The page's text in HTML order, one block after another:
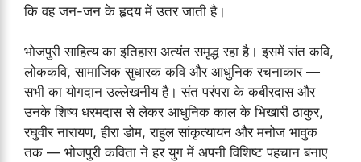
कि वह जन-जन के हृदय में उतर जाती है।
भोजपुरी साहित्य का इतिहास अत्यंत समृद्ध रहा है। इसमें संत कवि,
लोककवि, सामाजिक सुधारक कवि और आधुनिक रचनाकार —
सभी का योगदान उल्लेखनीय है। संत परंपरा के कबीरदास और
उनके शिष्य धरमदास से लेकर आधुनिक काल के भिखारी ठाकुर,
रघुवीर नारायण, हीरा डोम, राहुल सांकृत्यायन और मनोज भावुक
तक — भोजपुरी कविता ने हर युग में अपनी विशिष्ट पहचान बनाए